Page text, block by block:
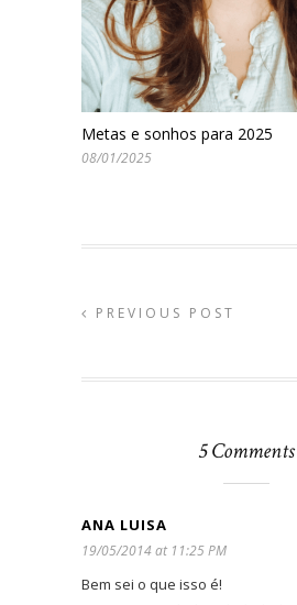
Metas e sonhos para 2025
08/01/2025
PREVIOUS POST
5 Comments
ANA LUISA
19/05/2014 at 11:25 PM
Bem sei o que isso é!